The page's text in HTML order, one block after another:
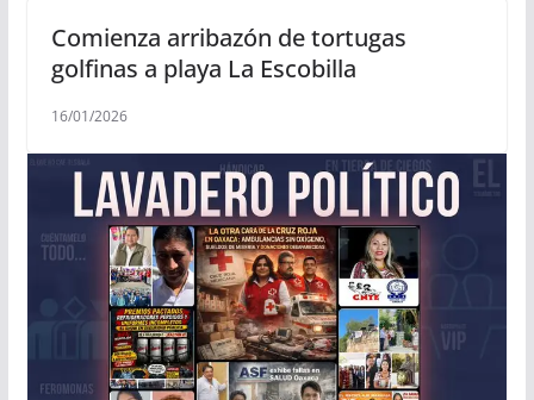
Comienza arribazón de tortugas
golfinas a playa La Escobilla
16/01/2026